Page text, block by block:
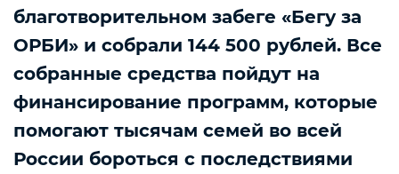
благотворительном забеге «Бегу за
ОРБИ» и собрали 144 500 рублей. Все
собранные средства пойдут на
финансирование программ, которые
помогают тысячам семей во всей
России бороться с последствиями